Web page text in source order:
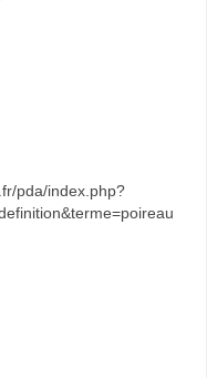
pda/index.php?